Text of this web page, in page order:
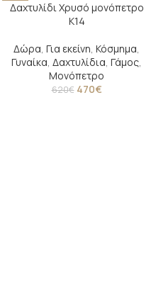
-24%
Δαχτυλίδι Χρυσό μονόπετρο
Κ14
Δώρα, Για εκείνη, Κόσμημα,
Γυναίκα, Δαχτυλίδια, Γάμος,
Μονόπετρο
620€ 470€